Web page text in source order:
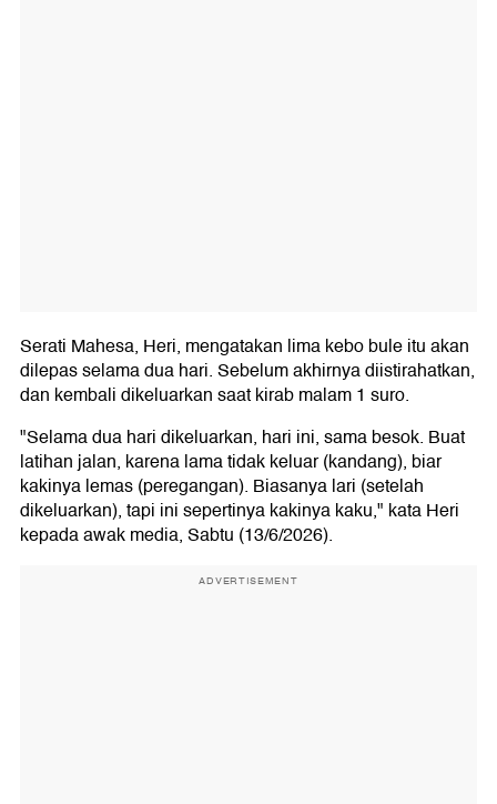
Serati Mahesa, Heri, mengatakan lima kebo bule itu akan
dilepas selama dua hari. Sebelum akhirnya diistirahatkan,
dan kembali dikeluarkan saat kirab malam 1 suro.
"Selama dua hari dikeluarkan, hari ini, sama besok. Buat
latihan jalan, karena lama tidak keluar (kandang), biar
kakinya lemas (peregangan). Biasanya lari (setelah
dikeluarkan), tapi ini sepertinya kakinya kaku," kata Heri
kepada awak media, Sabtu (13/6/2026).
ADVERTISEMENT